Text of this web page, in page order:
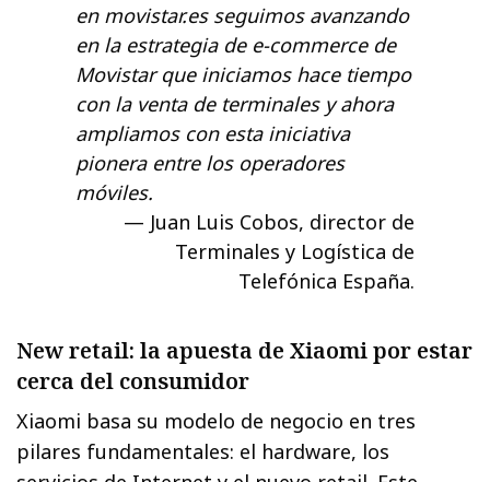
en movistar.es seguimos avanzando
en la estrategia de e-commerce de
Movistar que iniciamos hace tiempo
con la venta de terminales y ahora
ampliamos con esta iniciativa
pionera entre los operadores
móviles.
Juan Luis Cobos, director de
Terminales y Logística de
Telefónica España.
New retail: la apuesta de Xiaomi por estar
cerca del consumidor
Xiaomi basa su modelo de negocio en tres
pilares fundamentales: el hardware, los